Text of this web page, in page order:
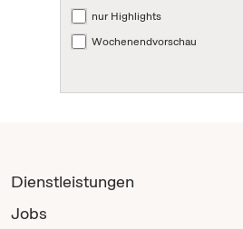
nur Highlights
Wochenendvorschau
Dienstleistungen
Jobs